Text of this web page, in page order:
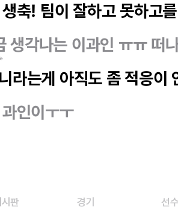
축! 팀이 잘하고 못하고
생각나는 이과인 ㅠㅠ 떠
라는게 아직도 좀 적응이
인이ㅜㅜ
판 경기 선